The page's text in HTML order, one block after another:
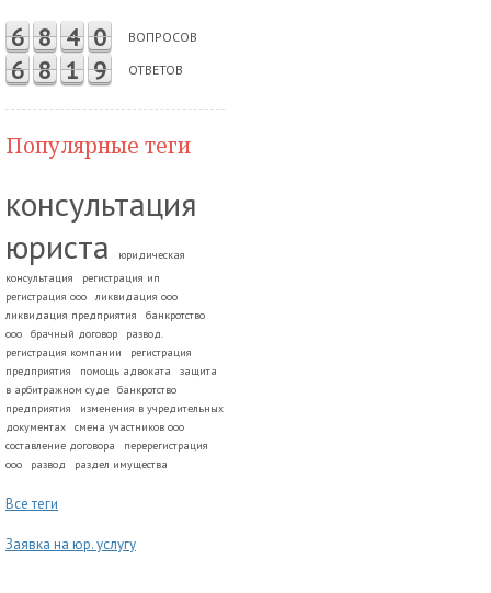
6 8 4 0 ВОПРОСОВ
6 8 1 9 ОТВЕТОВ
Популярные теги
консультация
юриста
юридическая
консультация
регистрация ип
регистрация ооо
ликвидация ооо
ликвидация предприятия
банкротство
ооо
брачный договор
развод.
регистрация компании
регистрация
предприятия
помощь адвоката
защита
в арбитражном суде
банкротство
предприятия
изменения в учредительных
документах
смена участников ооо
составление договора
перерегистрация
ооо
развод раздел имущества
Все теги
Заявка на юр. услугу